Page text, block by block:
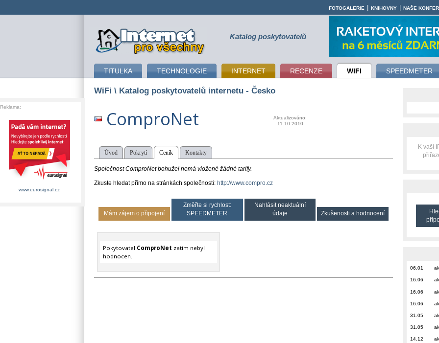
připojení k internetu Katalog poskytovatelů
TITULKA TECHNOLOGIE INTERNET RECENZE WIFI SPEEDMETER
FOTOGALERIE KNIHOVNY NAŠE
WiFi \ Katalog poskytovatelů internetu - Česko
ComproNet
Aktualizováno:
11.10.2010
Úvod Pokrytí Ceník Kontakty
Společnost ComproNet bohužel nemá vložené žádné tarify.
Zkuste hledat přímo na stránkách společnosti: http://www.compro.cz
Mám zájem o připojení
Změřte si rychlost:
SPEEDMETER
Nahlásit neaktuální
údaje
Zkušenosti a hodnocení
Pokytovatel ComproNet zatím nebyl
hodnocen.
K vaší
06.01
16.06
16.06
16.06
31.05
31.05
14.12
Reklama:
www.eurosignal.cz